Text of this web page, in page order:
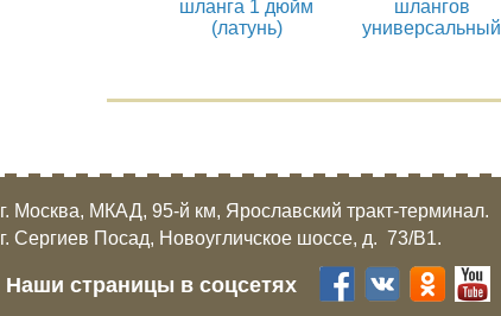
шланга 1 дюйм
(латунь)
шлангов
универсальный
г. Москва, МКАД, 95-й км, Ярославский тракт-терминал.
г. Сергиев Посад, Новоугличское шоссе, д. 73/B1.
Наши страницы в соцсетях